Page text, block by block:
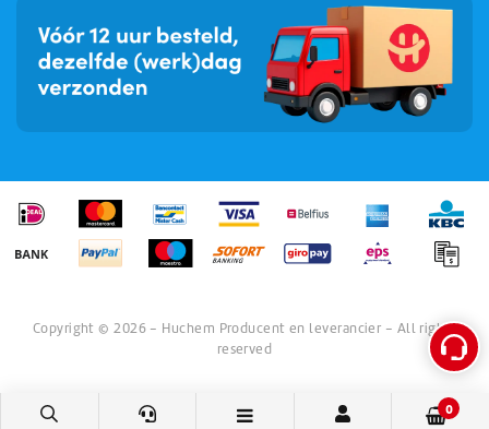
0
Copyright © 2026 - Huchem Producent en leverancier - All rights
reserved